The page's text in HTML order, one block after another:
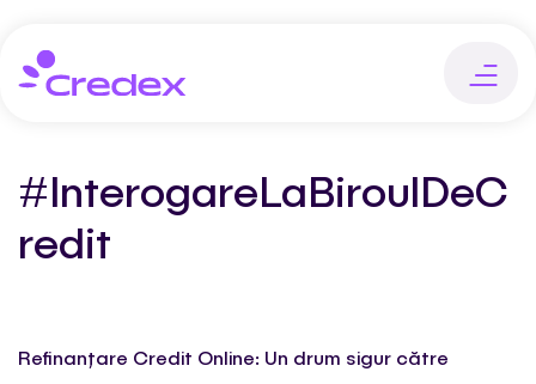
#InterogareLaBiroulDeC
redit
Refinanțare Credit Online: Un drum sigur către